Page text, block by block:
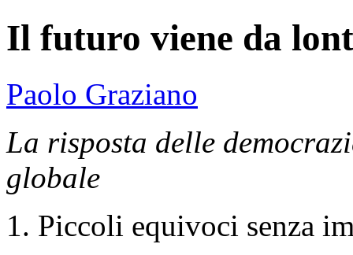
Il futuro viene da
Paolo Graziano
La risposta delle
globale
1. Piccoli equivoci senza